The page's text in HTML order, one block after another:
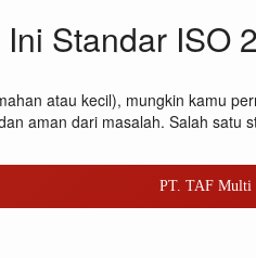
Standar ISO
atau kecil), mungkin kamu
aman dari masalah. Salah
PT. TAF Multi